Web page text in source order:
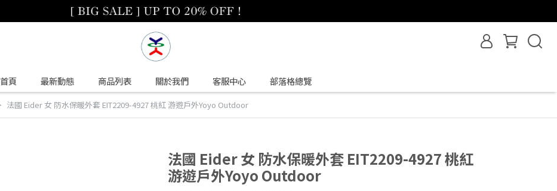
首頁 最新動態 商品列表 關於我們 客服中心 部落格總覽
法國 Eider 女 防水保暖外套 EIT2209-4927 桃紅 游遊戶外Yoyo Outdoor
法國 Eider 女 防水保暖外套 EIT2209-4927 桃紅
游遊戶外Yoyo Outdoor